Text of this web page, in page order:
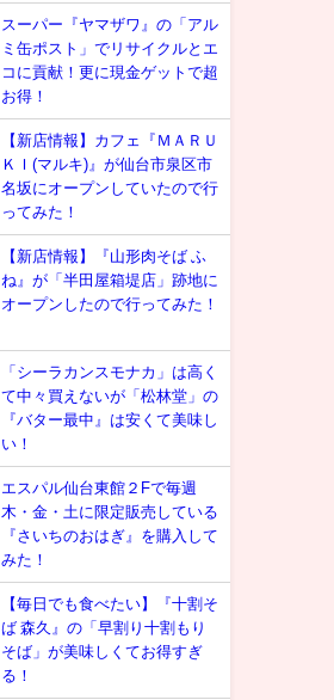
スーパー『ヤマザワ』の「アル
ミ缶ポスト」でリサイクルとエ
コに貢献！更に現金ゲットで超
お得！
【新店情報】カフェ『ＭＡＲＵ
ＫＩ(マルキ)』が仙台市泉区市
名坂にオープンしていたので行
ってみた！
【新店情報】『山形肉そば ふ
ね』が「半田屋箱堤店」跡地に
オープンしたので行ってみた！
「シーラカンスモナカ」は高く
て中々買えないが「松林堂」の
『バター最中』は安くて美味し
い！
エスパル仙台東館２Fで毎週
木・金・土に限定販売している
『さいちのおはぎ』を購入して
みた！
【毎日でも食べたい】『十割そ
ば 森久』の「早割り十割もり
そば」が美味しくてお得すぎ
る！